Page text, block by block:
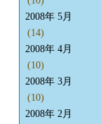
2008年 5月
(14)
2008年 4月
(10)
2008年 3月
(10)
2008年 2月